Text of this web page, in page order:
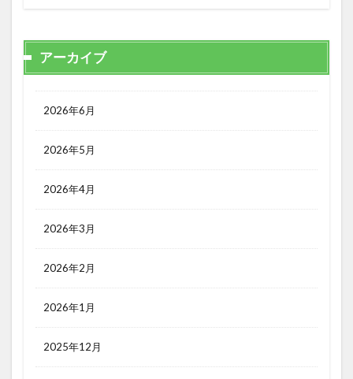
アーカイブ
2026年6月
2026年5月
2026年4月
2026年3月
2026年2月
2026年1月
2025年12月